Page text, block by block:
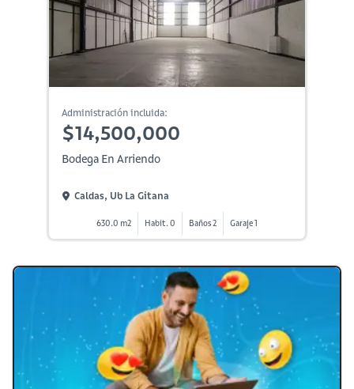
Administración incluida:
$14,500,000
Bodega En Arriendo
Caldas, Ub La Gitana
630.0 m2 Habit. 0 Baños 2 Garaje 1